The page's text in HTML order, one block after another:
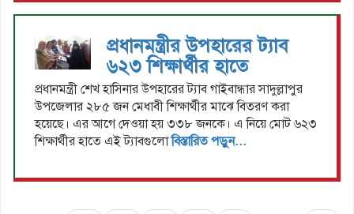
প্রধানমন্ত্রীর উপহারের ট্যাব
৬২৩ শিক্ষার্থীর হাতে
প্রধানমন্ত্রী শেখ হাসিনার উপহারের ট্যাব গাইবান্ধার সাদুল্লাপুর
উপজেলার ২৮৫ জন মেধাবী শিক্ষার্থীর মাঝে বিতরণ করা
হয়েছে। এর আগে দেওয়া হয় ৩৩৮ জনকে। এ নিয়ে মোট ৬২৩
শিক্ষার্থীর হাতে এই ট্যাবগুলোবিস্তারিত পড়ুন...